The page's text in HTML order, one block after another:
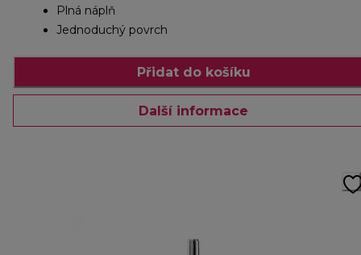
Plná náplň
Jednoduchý povrch
Přidat do košíku
Další informace